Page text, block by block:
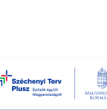
utazástervezés
tervezett változások